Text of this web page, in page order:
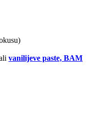
vanilijeve paste, BAM